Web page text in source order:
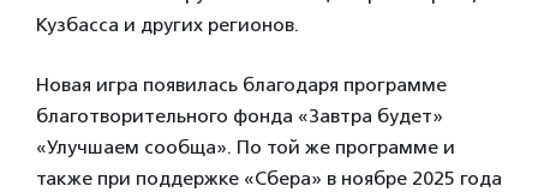
Кузбасса и других регионов.
Новая игра появилась благодаря программе
благотворительного фонда «Завтра будет»
«Улучшаем сообща». По той же программе и
также при поддержке «Сбера» в ноябре 2025 года